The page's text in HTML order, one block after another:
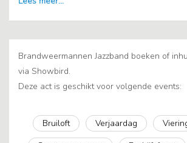
Brandweermannen Jazzband boeken of
via Showbird.
Deze act is geschikt voor volgende events:
Bruiloft Verjaardag